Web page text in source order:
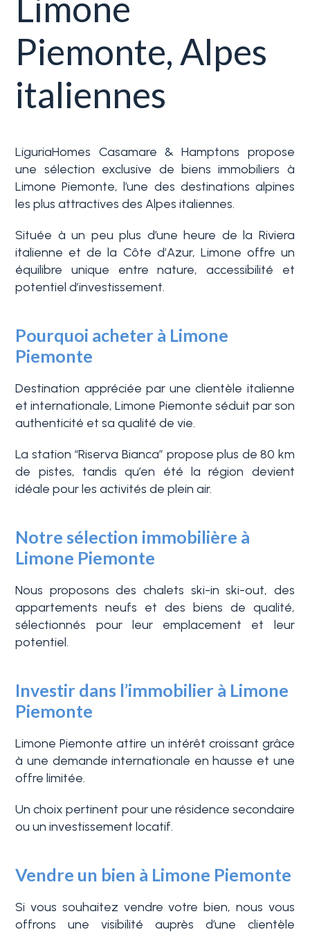
Piemonte, Alpes
italiennes
LiguriaHomes Casamare & Hamptons propose
une sélection exclusive de biens immobiliers à
Limone Piemonte, l’une des destinations alpines
les plus attractives des Alpes italiennes.
Située à un peu plus d’une heure de la Riviera
italienne et de la Côte d’Azur, Limone offre un
équilibre unique entre nature, accessibilité et
potentiel d’investissement.
Pourquoi acheter à Limone
Piemonte
Destination appréciée par une clientèle italienne
et internationale, Limone Piemonte séduit par son
authenticité et sa qualité de vie.
La station “Riserva Bianca” propose plus de 80 km
de pistes, tandis qu’en été la région devient
idéale pour les activités de plein air.
Notre sélection immobilière à
Limone Piemonte
Nous proposons des chalets ski-in ski-out, des
appartements neufs et des biens de qualité,
sélectionnés pour leur emplacement et leur
potentiel.
Investir dans l’immobilier à Limone
Piemonte
Limone Piemonte attire un intérêt croissant grâce
à une demande internationale en hausse et une
offre limitée.
Un choix pertinent pour une résidence secondaire
ou un investissement locatif.
Vendre un bien à Limone Piemonte
Si vous souhaitez vendre votre bien, nous vous
offrons une visibilité auprès d’une clientèle
Service
Immobilier
Ligurie
Blog
Contact
Favoris
(0)
Typologie
Choix
multiple
N'importe quel
Résidentiels
Terrains
Chambres
min.
1
2
Autres
-
Choix
Jardin
Balcon/Terrasse
Ascenseur